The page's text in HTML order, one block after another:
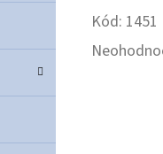
Kód: 1451
Průměrné